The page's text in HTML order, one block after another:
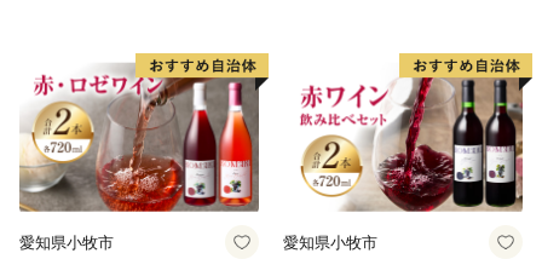
住所：北海道白糠郡白糠町庶路2丁目4-39
宛先：余市町ワンストップ受付センター 宛
※余市町では、ワンストップ特例申請受付を外部委託し
ています。
愛知県小牧市 愛知県小牧市